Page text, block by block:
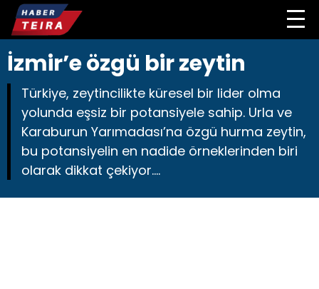
İzmir’e özgü bir zeytin
Türkiye, zeytincilikte küresel bir lider olma
yolunda eşsiz bir potansiyele sahip. Urla ve
Karaburun Yarımadası’na özgü hurma zeytin,
bu potansiyelin en nadide örneklerinden biri
olarak dikkat çekiyor….